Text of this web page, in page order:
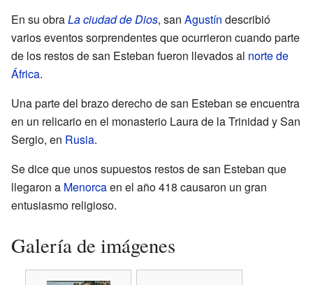
En su obraLa ciudad de Dios, san Agustín describió
varios eventos sorprendentes que ocurrieron cuando parte
de los restos de san Esteban fueron llevados al norte de
África.
Una parte del brazo derecho de san Esteban se encuentra
en un relicario en el monasterio Laura de la Trinidad y San
Sergio, en Rusia.
Se dice que unos supuestos restos de san Esteban que
llegaron a Menorcaen el año 418 causaron un gran
entusiasmo religioso.
Galería de imágenes